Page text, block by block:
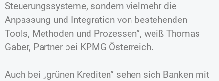
Steuerungssysteme, sondern vielmehr die
Anpassung und Integration von bestehenden
Tools, Methoden und Prozessen“, weiß Thomas
Gaber, Partner bei KPMG Österreich.
Auch bei „grünen Krediten“ sehen sich Banken mit